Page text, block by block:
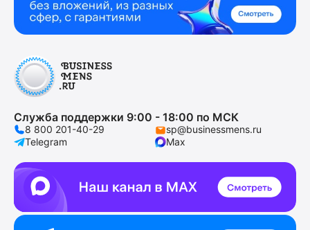
Служба поддержки 9:00 - 18:00 по МСК
8 800 201-40-29
sp@businessmens.ru
Telegram
Max